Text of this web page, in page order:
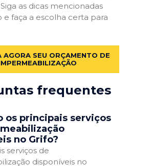
as dicas mencionadas
e faça a escolha certa para
AGORA SEU ORÇAMENTO DE
frequentes
os principais serviços
no Grifo?
serviços de
disponíveis no